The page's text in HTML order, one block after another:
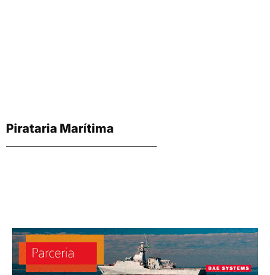
Pirataria Marítima